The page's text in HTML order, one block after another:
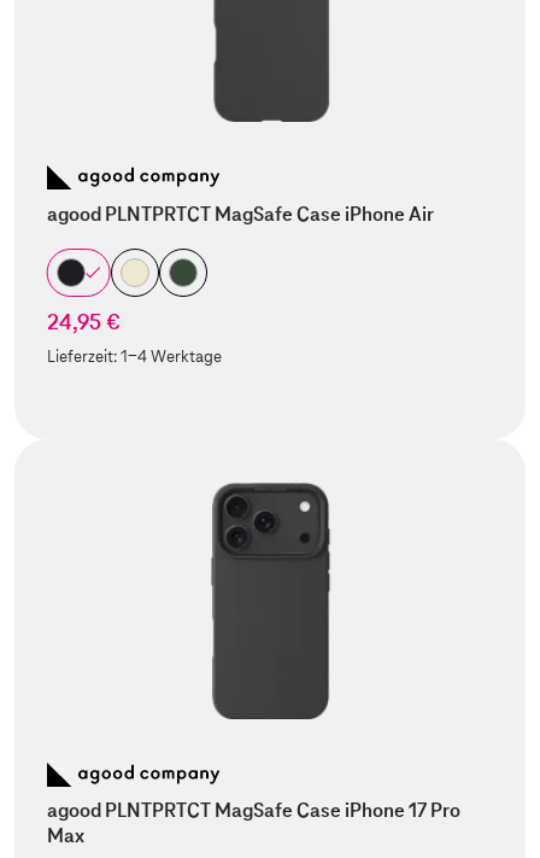
agood PLNTPRTCT MagSafe Case iPhone Air
24,95 €
Lieferzeit:1-4 Werktage
agood PLNTPRTCT MagSafe Case iPhone 17 Pro
Max